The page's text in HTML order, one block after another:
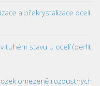
a překrystalizace oceli,
tuhém stavu u ocelí (perlit,
omezeně rozpustných